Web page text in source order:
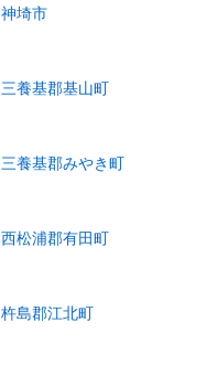
神埼市
三養基郡基山町
三養基郡みやき町
西松浦郡有田町
杵島郡江北町